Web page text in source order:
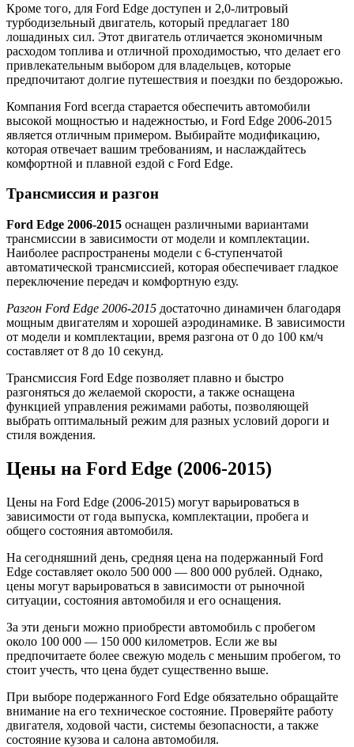
Кроме того, для Ford Edge доступен и 2,0-литровый
турбодизельный двигатель, который предлагает 180
лошадиных сил. Этот двигатель отличается экономичным
расходом топлива и отличной проходимостью, что делает его
привлекательным выбором для владельцев, которые
предпочитают долгие путешествия и поездки по бездорожью.
Компания Ford всегда старается обеспечить автомобили
высокой мощностью и надежностью, и Ford Edge 2006-2015
является отличным примером. Выбирайте модификацию,
которая отвечает вашим требованиям, и наслаждайтесь
комфортной и плавной ездой с Ford Edge.
Трансмиссия и разгон
Ford Edge 2006-2015 оснащен различными вариантами
трансмиссии в зависимости от модели и комплектации.
Наиболее распространены модели с 6-ступенчатой
автоматической трансмиссией, которая обеспечивает гладкое
переключение передач и комфортную езду.
Разгон Ford Edge 2006-2015 достаточно динамичен благодаря
мощным двигателям и хорошей аэродинамике. В зависимости
от модели и комплектации, время разгона от 0 до 100 км/ч
составляет от 8 до 10 секунд.
Трансмиссия Ford Edge позволяет плавно и быстро
разгоняться до желаемой скорости, а также оснащена
функцией управления режимами работы, позволяющей
выбрать оптимальный режим для разных условий дороги и
стиля вождения.
Цены на Ford Edge (2006-2015)
Цены на Ford Edge (2006-2015) могут варьироваться в
зависимости от года выпуска, комплектации, пробега и
общего состояния автомобиля.
На сегодняшний день, средняя цена на подержанный Ford
Edge составляет около 500 000 — 800 000 рублей. Однако,
цены могут варьироваться в зависимости от рыночной
ситуации, состояния автомобиля и его оснащения.
За эти деньги можно приобрести автомобиль с пробегом
около 100 000 — 150 000 километров. Если же вы
предпочитаете более свежую модель с меньшим пробегом, то
стоит учесть, что цена будет существенно выше.
При выборе подержанного Ford Edge обязательно обращайте
внимание на его техническое состояние. Проверяйте работу
двигателя, ходовой части, системы безопасности, а также
состояние кузова и салона автомобиля.